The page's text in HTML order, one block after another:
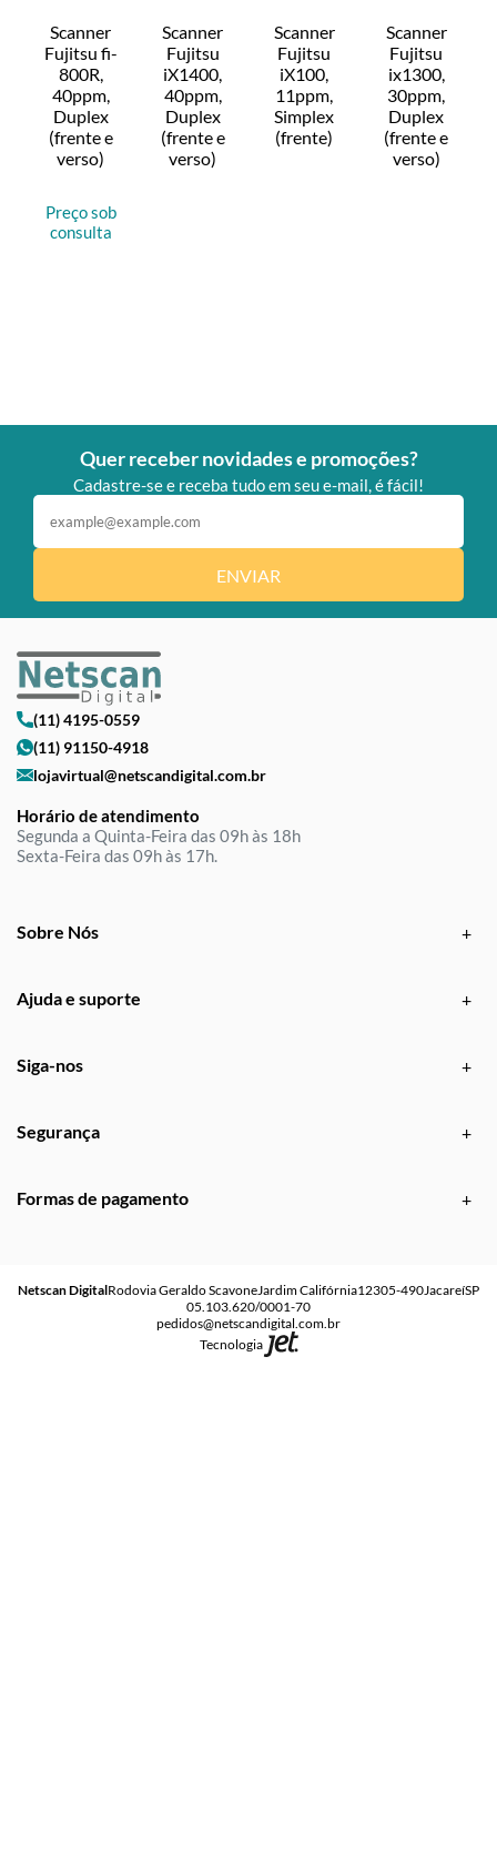
Scanner
Fujitsu fi-
800R,
40ppm,
Duplex
(frente e
verso)
Preço sob
consulta
Scanner
Fujitsu
iX1400,
40ppm,
Duplex
(frente e
verso)
Scanner
Fujitsu
iX100,
11ppm,
Simplex
(frente)
Scanner
Fujitsu
ix1300,
30ppm,
Duplex
(frente e
verso)
Quer receber novidades e promoções?
Cadastre-se e receba tudo em seu e-mail, é fácil!
ENVIAR
(11) 4195-0559
(11) 91150-4918
lojavirtual@netscandigital.com.br
Horário de atendimento
Segunda a Quinta-Feira das 09h às 18h
Sexta-Feira das 09h às 17h.
Sobre Nós
Ajuda e suporte
Siga-nos
Segurança
Formas de pagamento
Netscan DigitalRodovia Geraldo ScavoneJardim Califórnia12305-490JacareíSP
05.103.620/0001-70
pedidos@netscandigital.com.br
Tecnologia